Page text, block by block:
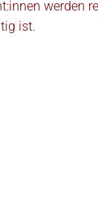
werden
ist.